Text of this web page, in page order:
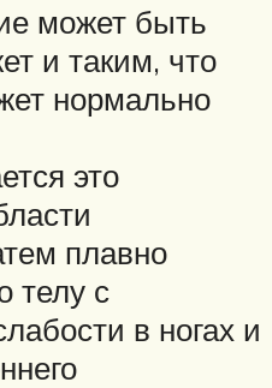
может быть
и таким, что
нормально
это
плавно
телу с
в ногах и